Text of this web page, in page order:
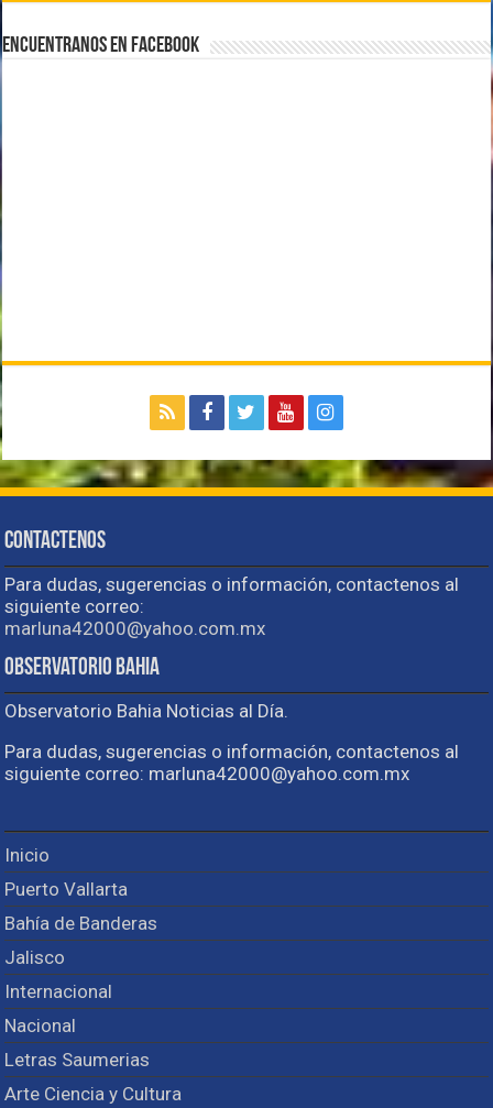
Encuentranos en Facebook
Contactenos
Para dudas, sugerencias o información, contactenos al
siguiente correo:
marluna42000@yahoo.com.mx
Observatorio Bahia
Observatorio Bahia Noticias al Día.
Para dudas, sugerencias o información, contactenos al
siguiente correo: marluna42000@yahoo.com.mx
Inicio
Puerto Vallarta
Bahía de Banderas
Jalisco
Internacional
Nacional
Letras Saumerias
Arte Ciencia y Cultura